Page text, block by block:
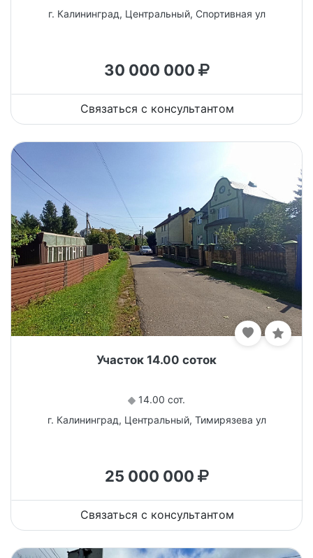
г. Калининград, Центральный, Спортивная ул
30 000 000
Связаться с консультантом
Участок 14.00 соток
14.00 сот.
г. Калининград, Центральный, Тимирязева ул
25 000 000
Связаться с консультантом